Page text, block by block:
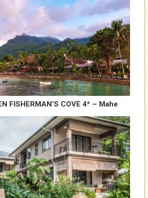
FISHERMAN’S COVE 4* – Mahe